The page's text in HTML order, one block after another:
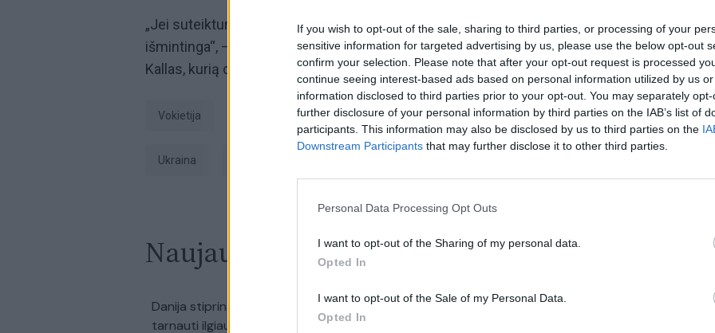
If you wish to opt-out of the sale, sharing to third parties, or processing of your
sensitive information for targeted advertising by us, please use the below opt-out
confirm your selection. Please note that after your opt-out request is processed
continue seeing interest-based ads based on personal information utilized by us
information disclosed to third parties prior to your opt-out. You may separately
further disclosure of your personal information by third parties on the IAB’s list of
participants. This information may also be disclosed by us to third parties on the
Downstream Participants that may further disclose it to other third parties.
Personal Data Processing Opt Outs
I want to opt-out of the Sharing of my personal data.
Opted In
I want to opt-out of the Sale of my Personal Data.
Opted In
„Jei suteiktume
teisę paskirti derybininką mūsų vardu, tai nebūtų labai
išmintinga“, – prieš prasidedant ES Užsienio reikalų tarybos susitikimui sakė K.
Kallas, kurią cituoja „Ukrinform“.
Vokietija Gerhardas Schröderis Kaja Kallas Vladimiras Putinas Rusija
Ukraina
Naujausi įrašai
00:02:40
Danija stiprina gynybą: kariams teks
tarnauti ilgiau
Joe Bideno kova su vėžiu tęsiasi: liga